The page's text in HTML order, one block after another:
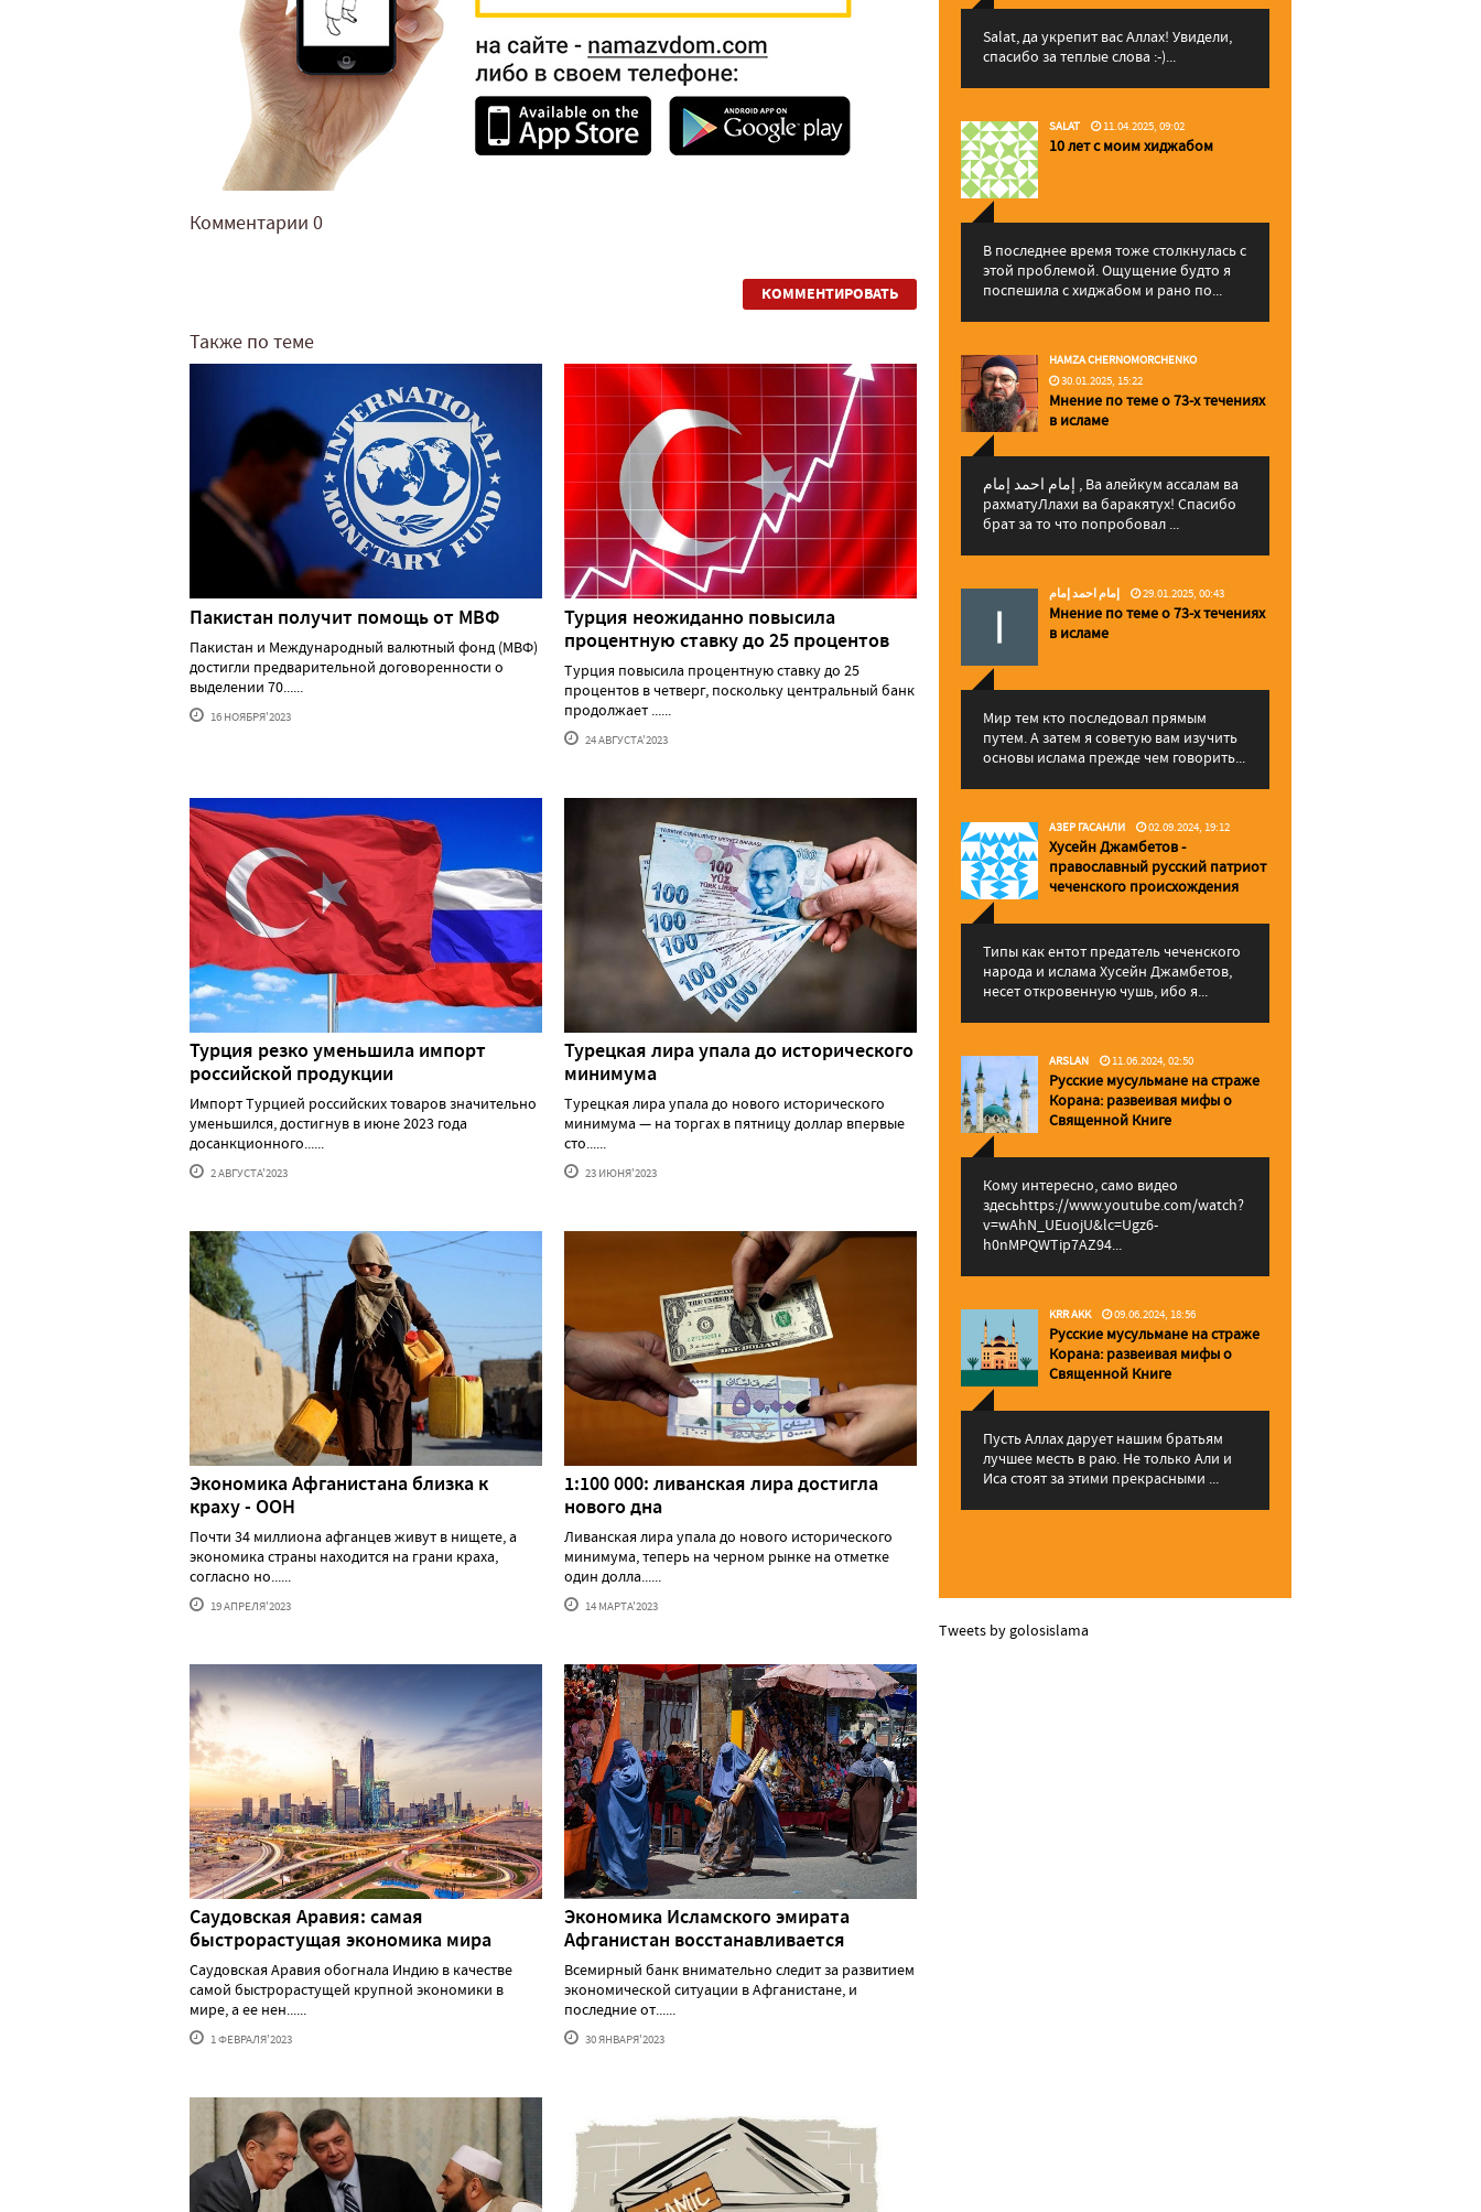
Комментарии 0
КОММЕНТИРОВАТЬ
Также по теме
Пакистан получит помощь от МВФ
Пакистан и Международный валютный фонд (МВФ)
достигли предварительной договоренности о
выделении 70......
16 НОЯБРЯ'2023
Турция неожиданно повысила
процентную ставку до 25 процентов
Турция повысила процентную ставку до 25
процентов в четверг, поскольку центральный банк
продолжает ......
24 АВГУСТА'2023
Турция резко уменьшила импорт
российской продукции
Импорт Турцией российских товаров значительно
уменьшился, достигнув в июне 2023 года
досанкционного......
2 АВГУСТА'2023
Турецкая лира упала до исторического
минимума
Турецкая лира упала до нового исторического
минимума — на торгах в пятницу доллар впервые
сто......
23 ИЮНЯ'2023
Экономика Афганистана близка к
краху - ООН
Почти 34 миллиона афганцев живут в нищете, а
экономика страны находится на грани краха,
согласно но......
19 АПРЕЛЯ'2023
1:100 000: ливанская лира достигла
нового дна
Ливанская лира упала до нового исторического
минимума, теперь на черном рынке на отметке
один долла......
14 МАРТА'2023
Саудовская Аравия: самая
быстрорастущая экономика мира
Саудовская Аравия обогнала Индию в качестве
самой быстрорастущей крупной экономики в
мире, а ее нен......
1 ФЕВРАЛЯ'2023
Экономика Исламского эмирата
Афганистан восстанавливается
Всемирный банк внимательно следит за развитием
экономической ситуации в Афганистане, и
последние от......
30 ЯНВАРЯ'2023
Salat, да укрепит вас Аллаx! Увидели,
спасибо за теплые слова :-)...
SALAT 11.04.2025, 09:02
10 лет с моим хиджабом
В последнее время тоже столкнулась с
этой проблемой. Ощущение будто я
поспешила с хиджабом и рано по...
HAMZA CHERNOMORCHENKO
30.01.2025, 15:22
Мнение по теме о 73-х течениях
в исламе
إمام احمد إمام , Ва алейкум ассалам ва
рахматуЛлахи ва баракятух! Спасибо
брат за то что попробовал ...
إمام احمد إمام 29.01.2025, 00:43
Мнение по теме о 73-х течениях
в исламе
Мир тем кто последовал прямым
путем. А затем я советую вам изучить
основы ислама прежде чем говорить...
АЗЕР ГАСАНЛИ 02.09.2024, 19:12
Хусейн Джамбетов -
православный русский патриот
чеченского происхождения
Типы как ентот предатель чеченского
народа и ислама Хусейн Джамбетов,
несет откровенную чушь, ибо я...
ARSLAN 11.06.2024, 02:50
Русские мусульмане на страже
Корана: pазвеивая мифы о
Священной Книге
Кому интересно, само видео
здесьhttps://www.youtube.com/watch?
v=wAhN_UEuojU&lc=Ugz6-
h0nMPQWTip7AZ94...
KRR AKK 09.06.2024, 18:56
Русские мусульмане на страже
Корана: pазвеивая мифы о
Священной Книге
Пусть Аллах дарует нашим братьям
лучшее месть в раю. Не только Али и
Иса стоят за этими прекрасными ...
Tweets by golosislama